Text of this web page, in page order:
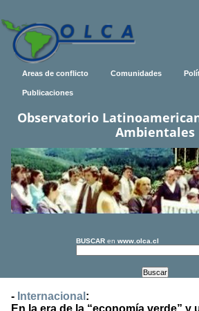
Areas de conflicto Comunidades
Publicaciones
Observatorio
Ambientales
BUSCAR en www.olca.cl
- Internacional :